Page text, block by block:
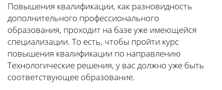
Повышения квалификации, как разновидность
дополнительного профессионального
образования, проходит на базе уже имеющейся
специализации. То есть, чтобы пройти курс
повышения квалификации по направлению
Технологические решения, у вас должно уже быть
соответствующее образование.